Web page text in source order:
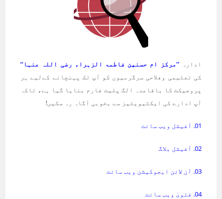
ادارہ’’مرکز ام حسنین فاطمۃ الزہراء رضی اللہ عنہا‘‘
کی تعلیمی وفلاحی سرگرمیوں کو آپ تک پہنچانے کےلیے ہر
پروجیکٹ کا باقاعدہ الگ پلیٹ فارم بنایا گیا ہے، تاکہ
آپ ادارے کی ایکٹیویٹیز سے بخوبی آگاہ رہ سکیں!
01. آفیشل ویب سائٹ
02. آفیشل بلاگ
03. آن لائن ایجوکیشن ویب سائٹ
04. فتویٰ ویب سائٹ